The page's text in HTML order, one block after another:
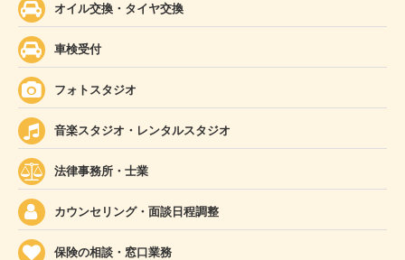
オイル交換・タイヤ交換
車検受付
フォトスタジオ
音楽スタジオ・レンタルスタジオ
法律事務所・士業
カウンセリング・面談日程調整
保険の相談・窓口業務